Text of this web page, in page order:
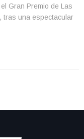
Gran Premio de Las
tras una espectacular